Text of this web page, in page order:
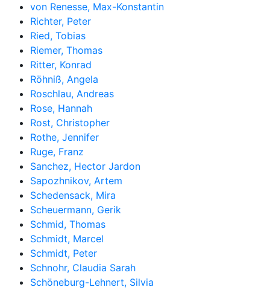
von Renesse, Max-Konstantin
Richter, Peter
Ried, Tobias
Riemer, Thomas
Ritter, Konrad
Röhniß, Angela
Roschlau, Andreas
Rose, Hannah
Rost, Christopher
Rothe, Jennifer
Ruge, Franz
Sanchez, Hector Jardon
Sapozhnikov, Artem
Schedensack, Mira
Scheuermann, Gerik
Schmid, Thomas
Schmidt, Marcel
Schmidt, Peter
Schnohr, Claudia Sarah
Schöneburg-Lehnert, Silvia